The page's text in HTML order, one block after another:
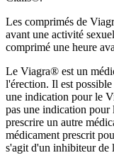
Les comprimés de
avant une activité
comprimé une heure
Le Viagra® est un
l'érection. Il est
une indication pour le
pas une indication
prescrire un autre
médicament prescrit
s'agit d'un inhibiteur de